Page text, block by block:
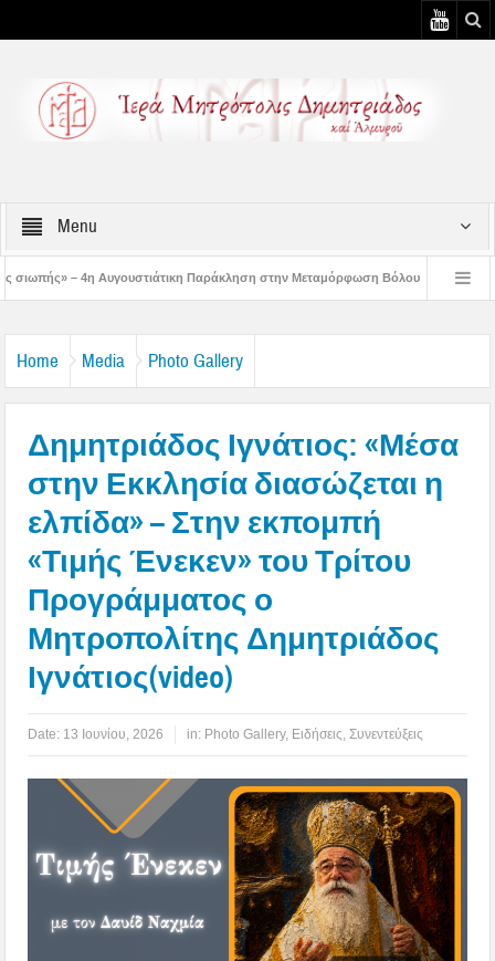
Menu
Παράκληση στην Μεταμόρφωση Βόλου Επίσκεψη του Δ/ντού της Β/
Home Media Photo Gallery
Δημητριάδος Ιγνάτιος: «Μέσα
στην Εκκλησία διασώζεται η
ελπίδα» – Στην εκπομπή
«Τιμής Ένεκεν» του Τρίτου
Προγράμματος ο
Μητροπολίτης Δημητριάδος
Ιγνάτιος(video)
Date: 13 Ιουνίου, 2026 in: Photo Gallery, Ειδήσεις ,Συνεντεύξεις